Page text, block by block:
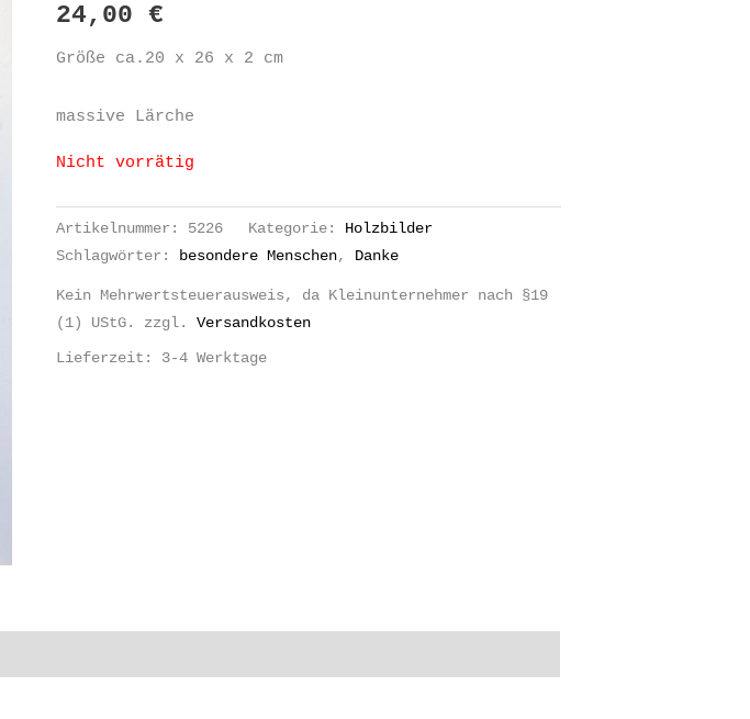
24,00 €
Größe ca.20 x 26 x 2 cm
massive Lärche
Nicht vorrätig
Artikelnummer: 5226 Kategorie:
Holzbilder
Schlagwörter:
besondere Menschen, Danke
Kein Mehrwertsteuerausweis, da Kleinunternehmer nach §19
(1) UStG.
zzgl. Versandkosten
Lieferzeit: 3-4 Werktage